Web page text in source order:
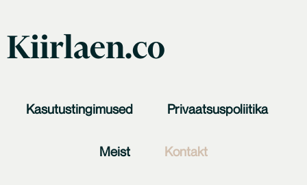
Kiirlaen.co
Kasutustingimused Privaatsuspoliitika
Meist Kontakt